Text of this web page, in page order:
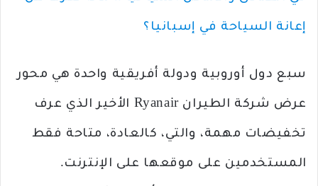
إعانة السياحة في إسبانيا؟
سبع دول أوروبية ودولة أفريقية واحدة هي محور
عرض شركة الطيران Ryanair الأخير الذي عرف
تخفيضات مهمة، والتي، كالعادة، متاحة فقط
المستخدمين على موقعها على الإنترنت.